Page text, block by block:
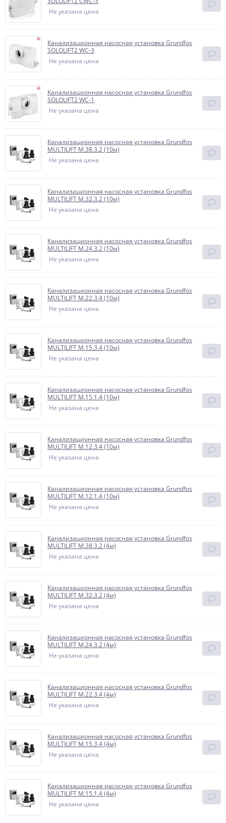
Не указана цена
Канализационная насосная установка Grundfos
SOLOLIFT2 WC-3
Не указана цена
Канализационная насосная установка Grundfos
SOLOLIFT2 WC-1
Не указана цена
Канализационная насосная установка Grundfos
MULTILIFT M.38.3.2 (10м)
Не указана цена
Канализационная насосная установка Grundfos
MULTILIFT M.32.3.2 (10м)
Не указана цена
Канализационная насосная установка Grundfos
MULTILIFT M.24.3.2 (10м)
Не указана цена
Канализационная насосная установка Grundfos
MULTILIFT M.22.3.4 (10м)
Не указана цена
Канализационная насосная установка Grundfos
MULTILIFT M.15.3.4 (10м)
Не указана цена
Канализационная насосная установка Grundfos
MULTILIFT M.15.1.4 (10м)
Не указана цена
Канализационная насосная установка Grundfos
MULTILIFT M.12.3.4 (10м)
Не указана цена
Канализационная насосная установка Grundfos
MULTILIFT M.12.1.4 (10м)
Не указана цена
Канализационная насосная установка Grundfos
MULTILIFT M.38.3.2 (4м)
Не указана цена
Канализационная насосная установка Grundfos
MULTILIFT M.32.3.2 (4м)
Не указана цена
Канализационная насосная установка Grundfos
MULTILIFT M.24.3.2 (4м)
Не указана цена
Канализационная насосная установка Grundfos
MULTILIFT M.22.3.4 (4м)
Не указана цена
Канализационная насосная установка Grundfos
MULTILIFT M.15.3.4 (4м)
Не указана цена
Канализационная насосная установка Grundfos
MULTILIFT M.15.1.4 (4м)
Не указана цена